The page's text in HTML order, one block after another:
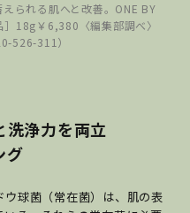
られる肌へと改善。ONE BY
18g￥6,380〈編集部調べ〉
526-311）
洗浄力を両立
グ
球菌（常在菌）は、肌の表